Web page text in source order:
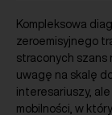
Kompleksowa
zeroemisyjnego
straconych szans
uwagę na skalę
interesariuszy,
mobilności, w